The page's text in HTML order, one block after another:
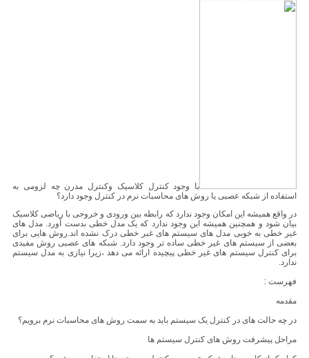
با وجود کنترل کلاسیک وکنترل مدرن چه لزومی به
استفاده از شبکه عصبی یا روش های محاسبات نرم در کنترل وجود دارد؟
در واقع همیشه این امکان وجود ندارد که رابطه بین ورودی و خروجی با ریاضی کلاسیک
بیان شود و همچنین همیشه این وجود ندارد که یک مدل خطی بدست آورد. مدل های
غیر خطی به خوبی مدل های سیستم های غیر خطی درک نشده اند.روش هایی برای
بعضی از سیستم های غیر خطی ساده تر وجود دارد. شبکه های عصبی روش مفیدی
برای کنترل سیستم های غیر خطی پیچیده ارائه می دهد ،زیرا نیازی به مدل سیستم
ندارد.
فهرست :
مقدمه
در چه حالت های در کنترل یک سیستم باید به سمت روش های محاسبات نرم برویم؟
مراحل پیشرفت روش های کنترل سیستم ها